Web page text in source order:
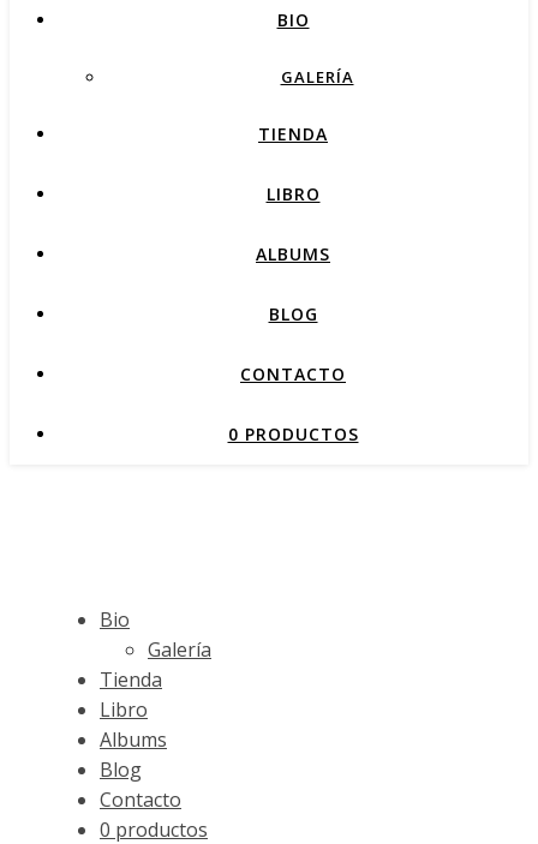
BIO
GALERÍA
TIENDA
LIBRO
ALBUMS
BLOG
CONTACTO
0 PRODUCTOS
Bio
Galería
Tienda
Libro
Albums
Blog
Contacto
0 productos